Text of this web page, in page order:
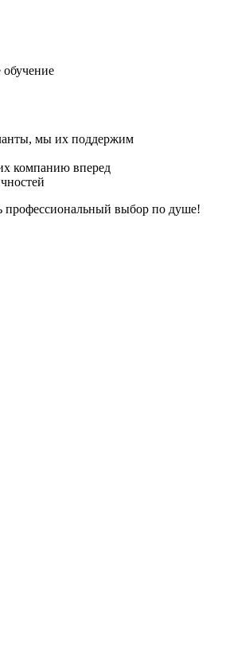
мы их поддержим
компанию вперед
профессиональный выбор по душе!